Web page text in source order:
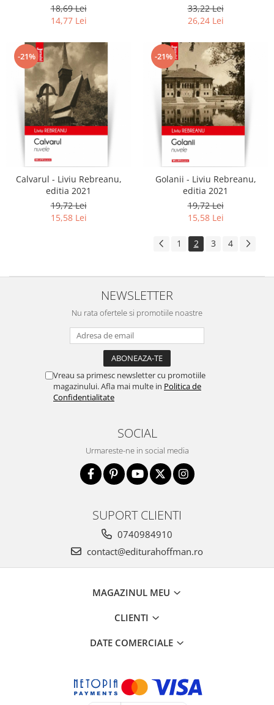
18,69 Lei
14,77 Lei
33,22 Lei
26,24 Lei
-21%
Calvarul - Liviu Rebreanu,
editia 2021
19,72 Lei
15,58 Lei
-21%
Golanii - Liviu Rebreanu,
editia 2021
19,72 Lei
15,58 Lei
1 2 3 4
NEWSLETTER
Nu rata ofertele si promotiile noastre
Vreau sa primesc newsletter cu promotiile
magazinului. Afla mai multe in Politica de
Confidentialitate
SOCIAL
Urmareste-ne in social media
SUPORT CLIENTI
0740984910
contact@editurahoffman.ro
MAGAZINUL MEU
CLIENTI
DATE COMERCIALE